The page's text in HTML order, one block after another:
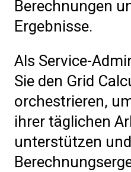
Berechnungen
Ergebnisse.
Als Service-
Sie den Grid
orchestrieren,
ihrer täglichen
unterstützen und